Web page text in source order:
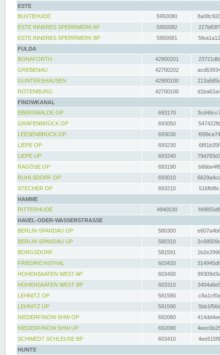
ESTE
BUXTEHUDE
5950080
ESTE INNERES SPERRWERK AP
5950082
ESTE INNERES SPERRWERK BP
5950081
FULDA
BONAFORTH
42900201
GREBENAU
42700202
GUNTERSHAUSEN
42900100
ROTENBURG
42700100
FINOWKANAL
EBERSWALDE OP
693170
GRAFENBRÜCK OP
693050
LEESENBRÜCK OP
693030
LIEPE OP
693230
LIEPE UP
693240
RAGÖSE OP
693190
RUHLSDORF OP
693010
STECHER OP
693210
HAMME
RITTERHUDE
4940030
HAVEL-ODER-WASSERSTRASSE
BERLIN-SPANDAU OP
580300
BERLIN-SPANDAU UP
580310
BORGSDORF
581591
FRIEDRICHSTHAL
603420
HOHENSAATEN WEST AP
603400
HOHENSAATEN WEST BP
603310
LEHNITZ OP
581580
LEHNITZ UP
581590
NIEDERFINOW SHW OP
692080
NIEDERFINOW SHW UP
692090
SCHWEDT SCHLEUSE BP
603410
HUNTE